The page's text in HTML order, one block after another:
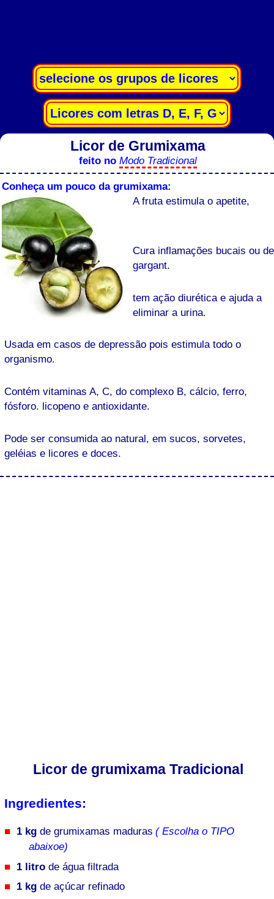
Licor de Grumixama
feito no Modo Tradicional
Conheça um pouco da grumixama:
A fruta estimula o apetite,
Cura inflamações bucais ou de
gargant.
tem ação diurética e ajuda a
eliminar a urina.
Usada em casos de depressão pois estimula todo o
organismo.
Contém vitaminas A, C, do complexo B, cálcio, ferro,
fósforo. licopeno e antioxidante.
Pode ser consumida ao natural, em sucos, sorvetes,
geléias e licores e doces.
Licor de grumixama Tradicional
Ingredientes:
1 kg de grumixamas maduras ( Escolha o TIPO
abaixoe)
1 litro de água filtrada
1 kg de açúcar refinado